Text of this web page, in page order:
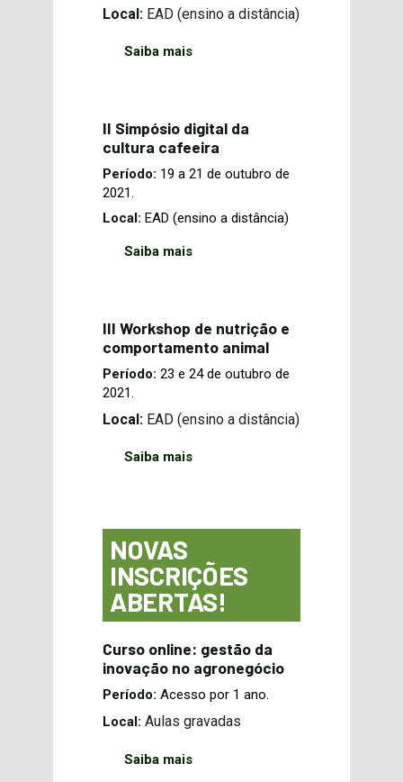
Local: EAD (ensino a distância)
Saiba mais
II Simpósio digital da
cultura cafeeira
Período: 19 a 21 de outubro de
2021.
Local: EAD (ensino a distância)
Saiba mais
III Workshop de nutrição e
comportamento animal
Período: 23 e 24 de outubro de
2021.
Local: EAD (ensino a distância)
Saiba mais
NOVAS
INSCRIÇÕES
ABERTAS!
Curso online: gestão da
inovação no agronegócio
Período: Acesso por 1 ano.
Local: Aulas gravadas
Saiba mais